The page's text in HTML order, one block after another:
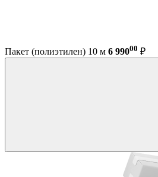
Пакет (полиэтилен) 10 м 6 99000 ₽